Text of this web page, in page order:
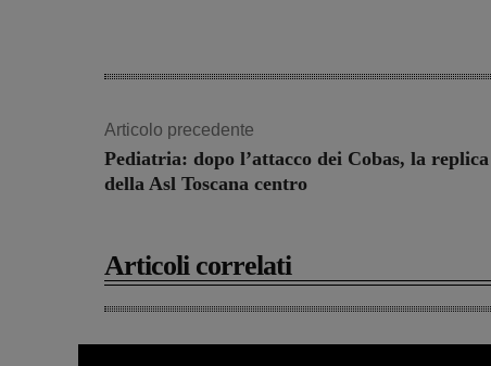
Articolo precedente
Pediatria: dopo l’attacco dei Cobas, la replica
della Asl Toscana centro
Articoli correlati